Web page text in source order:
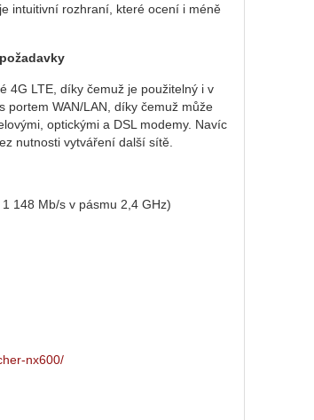
intuitivní rozhraní, které ocení i méně
4G LTE, díky čemuž je použitelný i v
portem WAN/LAN, díky čemuž může
optickými a DSL modemy. Navíc
nutnosti vytváření další sítě.
148 Mb/s v pásmu 2,4 GHz)
nx600/